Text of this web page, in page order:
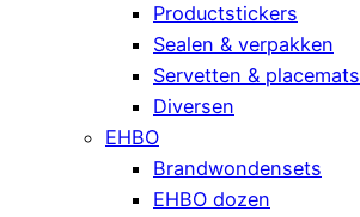
Productstickers
Sealen & verpakken
Servetten & placemats
Diversen
EHBO
Brandwondensets
EHBO dozen